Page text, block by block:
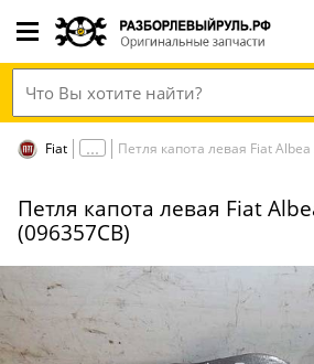
Fiat Петля капота левая Fiat
Петля капота левая Fiat
(096357СВ)